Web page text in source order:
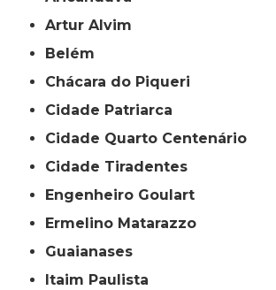
Artur Alvim
Belém
Chácara do Piqueri
Cidade Patriarca
Cidade Quarto Centenário
Cidade Tiradentes
Engenheiro Goulart
Ermelino Matarazzo
Guaianases
Itaim Paulista